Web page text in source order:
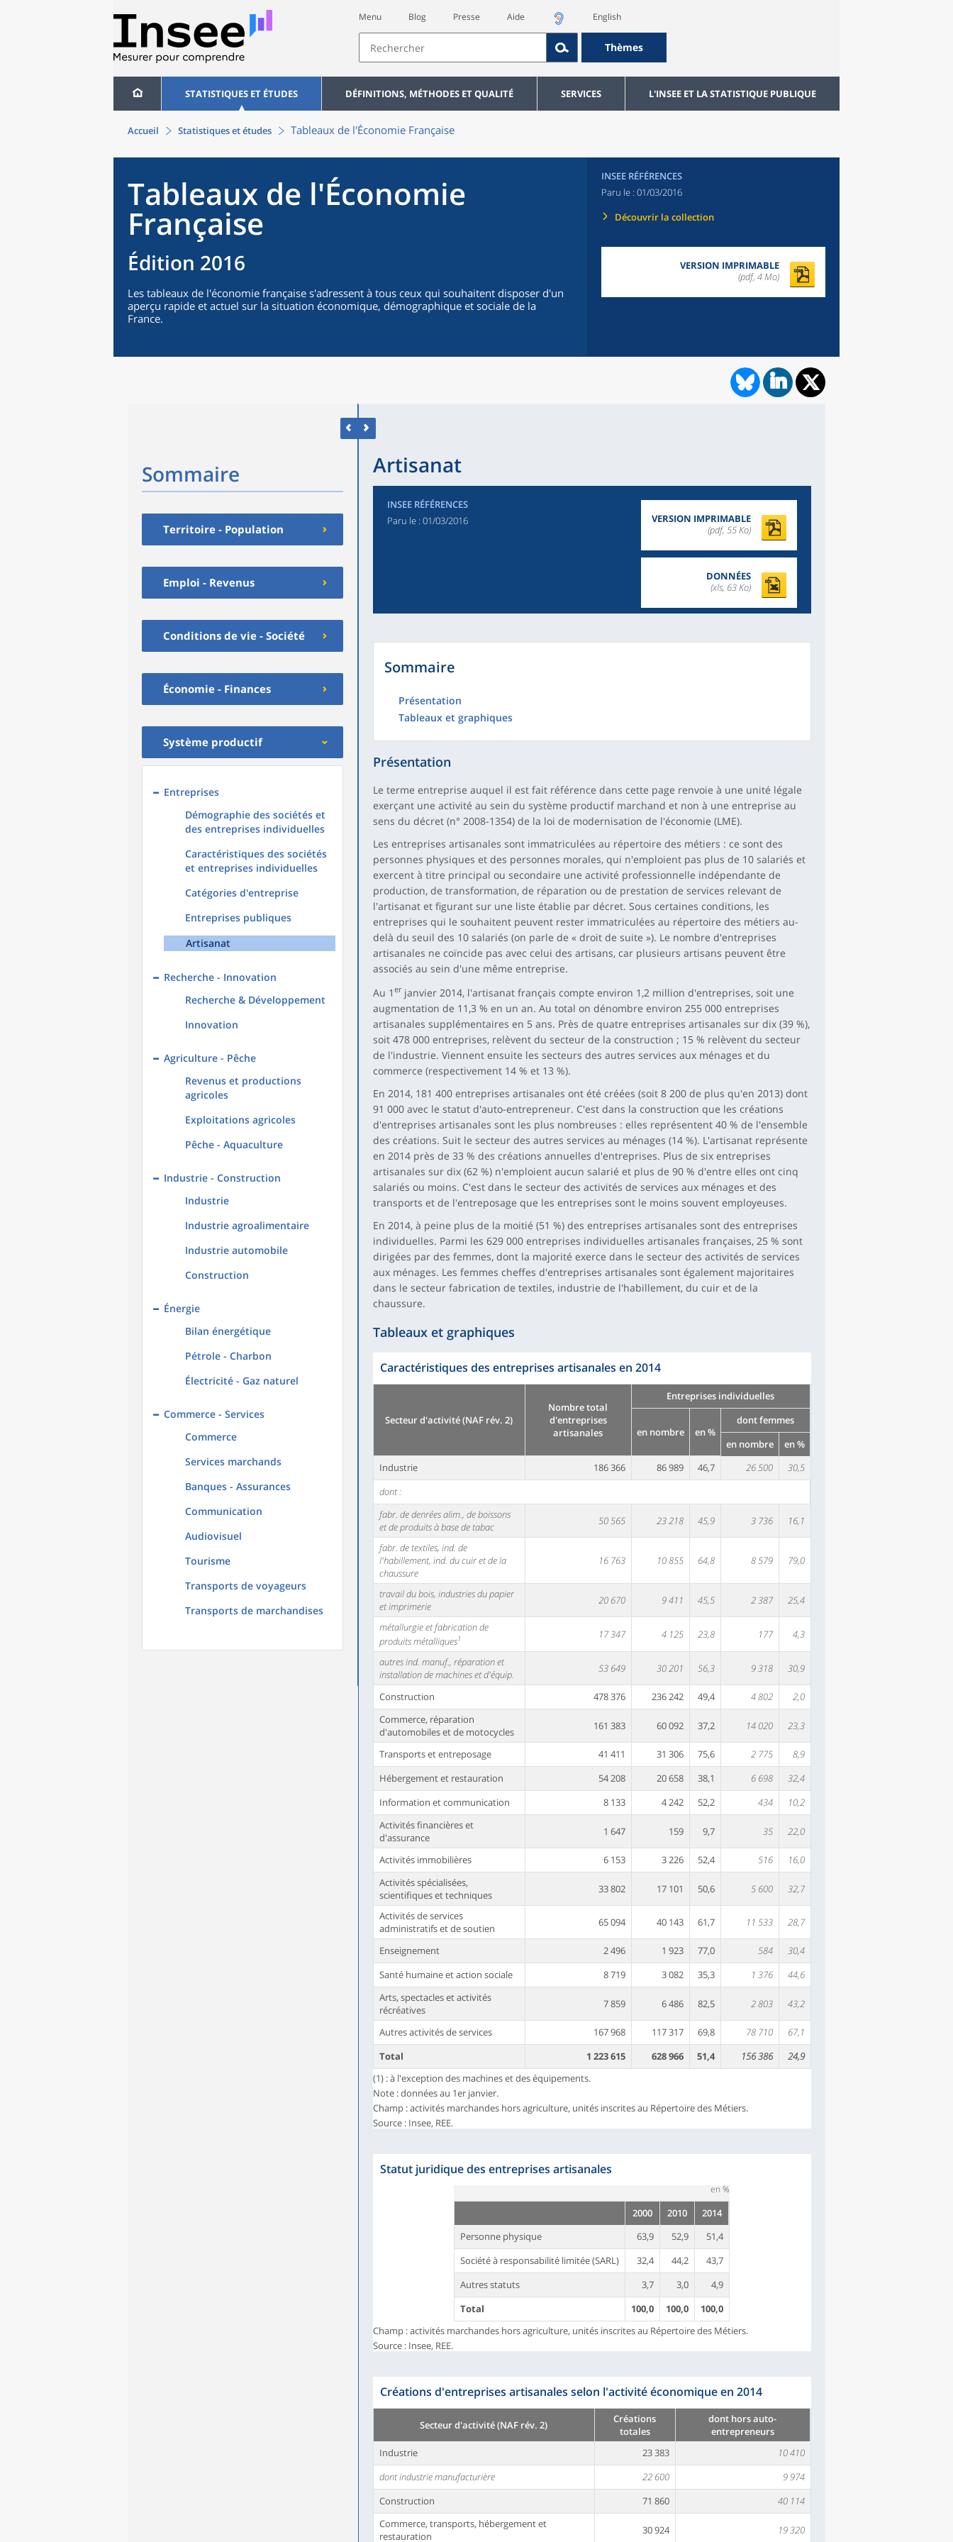
Menu Blog Presse Aide English
Thèmes
STATISTIQUES ET ÉTUDES DÉFINITIONS, MÉTHODES ET QUALITÉ SERVICES L'INSEE ET LA STATISTIQUE PUBLIQUE
Accueil Statistiques et études Tableaux de l'Économie Française
Tableaux de l'Économie
Française
Édition 2016
Les tableaux de l'économie française s'adressent à tous ceux qui souhaitent disposer d'un
aperçu rapide et actuel sur la situation économique, démographique et sociale de la
France.
INSEE RÉFÉRENCES
Paru le : 01/03/2016
Découvrir la collection
VERSION IMPRIMABLE
(pdf, 4 Mo)
Sommaire
Territoire - Population
Emploi - Revenus
Conditions de vie - Société
Économie - Finances
Système productif
Entreprises
Démographie des sociétés et
des entreprises individuelles
Caractéristiques des sociétés
et entreprises individuelles
Catégories d'entreprise
Entreprises publiques
Artisanat
Recherche - Innovation
Recherche & Développement
Innovation
Agriculture - Pêche
Revenus et productions
agricoles
Exploitations agricoles
Pêche - Aquaculture
Industrie - Construction
Industrie
Industrie agroalimentaire
Industrie automobile
Construction
Énergie
Bilan énergétique
Pétrole - Charbon
Électricité - Gaz naturel
Commerce - Services
Commerce
Services marchands
Banques - Assurances
Communication
Audiovisuel
Tourisme
Transports de voyageurs
Transports de marchandises
Artisanat
INSEE RÉFÉRENCES
Paru le : 01/03/2016
VERSION IMPRIMABLE
(pdf, 55 Ko)
DONNÉES
(xls, 63 Ko)
Sommaire
Présentation
Tableaux et graphiques
Présentation
Le terme entreprise auquel il est fait référence dans cette page renvoie à une unité légale
exerçant une activité au sein du système productif marchand et non à une entreprise au
sens du décret (n° 2008-1354) de la loi de modernisation de l'économie (LME).
Les entreprises artisanales sont immatriculées au répertoire des métiers : ce sont des
personnes physiques et des personnes morales, qui n'emploient pas plus de 10 salariés et
exercent à titre principal ou secondaire une activité professionnelle indépendante de
production, de transformation, de réparation ou de prestation de services relevant de
l'artisanat et figurant sur une liste établie par décret. Sous certaines conditions, les
entreprises qui le souhaitent peuvent rester immatriculées au répertoire des métiers au-
delà du seuil des 10 salariés (on parle de « droit de suite »). Le nombre d'entreprises
artisanales ne coïncide pas avec celui des artisans, car plusieurs artisans peuvent être
associés au sein d'une même entreprise.
Au 1 erjanvier 2014, l'artisanat français compte environ 1,2 million d'entreprises, soit une
augmentation de 11,3 % en un an. Au total on dénombre environ 255 000 entreprises
artisanales supplémentaires en 5 ans. Près de quatre entreprises artisanales sur dix (39 %),
soit 478 000 entreprises, relèvent du secteur de la construction ; 15 % relèvent du secteur
de l'industrie. Viennent ensuite les secteurs des autres services aux ménages et du
commerce (respectivement 14 % et 13 %).
En 2014, 181 400 entreprises artisanales ont été créées (soit 8 200 de plus qu'en 2013) dont
91 000 avec le statut d'auto-entrepreneur. C'est dans la construction que les créations
d'entreprises artisanales sont les plus nombreuses : elles représentent 40 % de l'ensemble
des créations. Suit le secteur des autres services au ménages (14 %). L'artisanat représente
en 2014 près de 33 % des créations annuelles d'entreprises. Plus de six entreprises
artisanales sur dix (62 %) n'emploient aucun salarié et plus de 90 % d'entre elles ont cinq
salariés ou moins. C'est dans le secteur des activités de services aux ménages et des
transports et de l'entreposage que les entreprises sont le moins souvent employeuses.
En 2014, à peine plus de la moitié (51 %) des entreprises artisanales sont des entreprises
individuelles. Parmi les 629 000 entreprises individuelles artisanales françaises, 25 % sont
dirigées par des femmes, dont la majorité exerce dans le secteur des activités de services
aux ménages. Les femmes cheffes d'entreprises artisanales sont également majoritaires
dans le secteur fabrication de textiles, industrie de l'habillement, du cuir et de la
chaussure.
Tableaux et graphiques
Caractéristiques des entreprises artisanales en 2014
Secteur d'activité (NAF rév. 2)
Nombre total
d'entreprises
artisanales
Entreprises individuelles
en nombre en %
dont femmes
en nombre
en %
Industrie
186 366 86 989 46,7 26 500
30,5
dont :
fabr. de denrées alim., de boissons
et de produits à base de tabac
50 565 23 218 45,9 3 736 16,1
fabr. de textiles, ind. de
l'habillement, ind. du cuir et de la
chaussure
16 763 10 855 64,8 8 579 79,0
travail du bois, industries du papier
et imprimerie
20 670 9 411 45,5 2 387 25,4
métallurgie et fabrication de
produits métalliques1 17 347 4 125 23,8 177 4,3
autres ind. manuf., réparation et
installation de machines et d'équip.
53 649 30 201 56,3 9 318 30,9
Construction 478 376 236 242 49,4 4 802
2,0
Commerce, réparation
d'automobiles et de motocycles
161 383 60 092 37,2 14 020 23,3
Transports et entreposage 41 411 31 306 75,6 2 775
8,9
Hébergement et restauration
54 208 20 658 38,1 6 698
32,4
Information et communication
8 133 4 242 52,2 434
10,2
Activités financières et
d'assurance
1 647 159 9,7 35 22,0
Activités immobilières 6 153 3 226 52,4 516
16,0
Activités spécialisées,
scientifiques et techniques
33 802 17 101 50,6 5 600 32,7
Activités de services
administratifs et de soutien
65 094 40 143 61,7 11 533 28,7
Enseignement 2 496 1 923 77,0 584
30,4
Santé humaine et action sociale
8 719 3 082 35,3 1 376
44,6
Arts, spectacles et activités
récréatives
7 859 6 486 82,5 2 803 43,2
Autres activités de services 167 968 117 317 69,8 78 710
67,1
Total
1 223 615 628 966 51,4 156 386
24,9
(1) : à l'exception des machines et des équipements.
Note : données au 1er janvier.
Champ : activités marchandes hors agriculture, unités inscrites au Répertoire des Métiers.
Source : Insee, REE.
Statut juridique des entreprises artisanales
en %
2000 2010
2014
Personne physique
63,9 52,9
51,4
Société à responsabilité limitée (SARL)
32,4 44,2
43,7
Autres statuts
3,7 3,0
4,9
Total
100,0 100,0
100,0
Champ : activités marchandes hors agriculture, unités inscrites au Répertoire des Métiers.
Source : Insee, REE.
Créations d'entreprises artisanales selon l'activité économique en 2014
Secteur d'activité (NAF rév. 2)
Créations
totales
dont hors auto-
entrepreneurs
Industrie
23 383
10 410
dont industrie manufacturière
22 600
9 974
Construction
71 860
40 114
Commerce, transports, hébergement et
restauration
30 924 19 320